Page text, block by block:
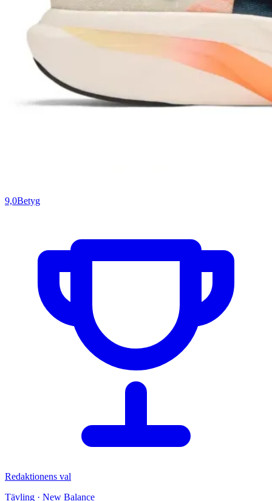
9,0Betyg
Redaktionens val
Tävling · New Balance